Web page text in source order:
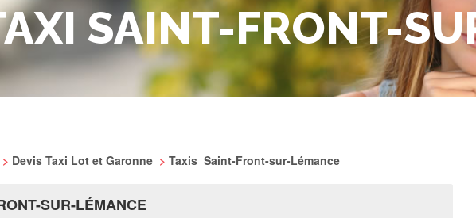
SAINT-FRONT-
> Devis Taxi Lot et Garonne > Taxis Saint-Front-sur-Lémance
SUR-LÉMANCE